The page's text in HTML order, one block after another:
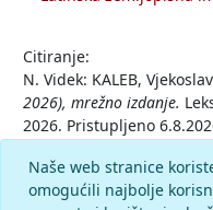
Citiranje:
N. Videk: KALEB,
2026), mrežno izdanje.
2026. Pristupljeno
Komentar
Naše web stranice
omogućili najbolje